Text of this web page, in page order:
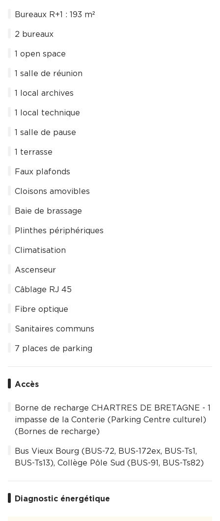
Bureaux R+1 : 193 m²
2 bureaux
1 open space
1 salle de réunion
1 local archives
1 local technique
1 salle de pause
1 terrasse
Faux plafonds
Cloisons amovibles
Baie de brassage
Plinthes périphériques
Climatisation
Ascenseur
Câblage RJ 45
Fibre optique
Sanitaires communs
7 places de parking
Accès
Borne de recharge CHARTRES DE BRETAGNE - 1
impasse de la Conterie (Parking Centre culturel)
(Bornes de recharge)
Bus Vieux Bourg (BUS-72, BUS-172ex, BUS-Ts1,
BUS-Ts13), Collège Pôle Sud (BUS-91, BUS-Ts82)
Diagnostic énergétique